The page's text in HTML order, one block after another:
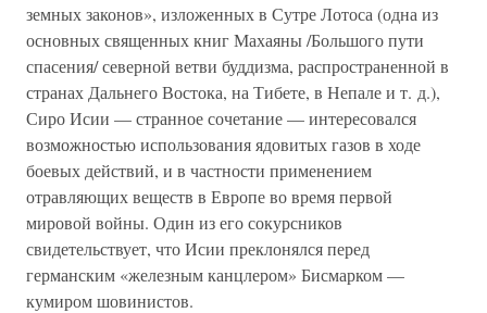
земных законов», изложенных в Сутре Лотоса (одна из
основных священных книг Махаяны /Большого пути
спасения/ северной ветви буддизма, распространенной в
странах Дальнего Востока, на Тибете, в Непале и т. д.),
Сиро Исии — странное сочетание — интересовался
возможностью использования ядовитых газов в ходе
боевых действий, и в частности применением
отравляющих веществ в Европе во время первой
мировой войны. Один из его сокурсников
свидетельствует, что Исии преклонялся перед
германским «железным канцлером» Бисмарком —
кумиром шовинистов.